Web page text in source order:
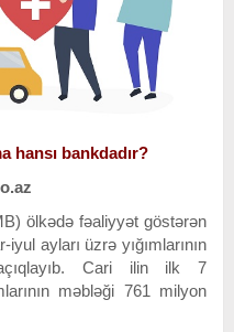
hansı bankdadır?
ölkədə fəaliyyət göstərən
ayları üzrə yığımlarının
Cari ilin ilk 7
məbləği 761 milyon